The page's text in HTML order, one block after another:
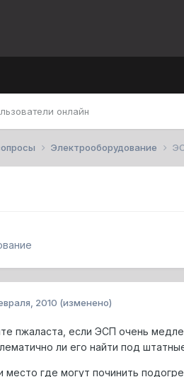
онлайн
Электрооборудование
2010 (изменено)
пжаласта, если ЭСП очень
ли его найти под
место где могут починить